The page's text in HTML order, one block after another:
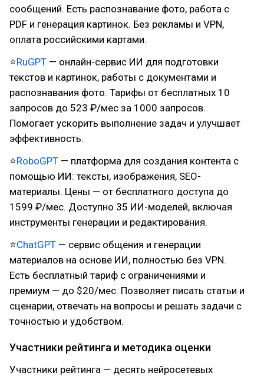
сообщений. Есть распознавание фото, работа с
PDF и генерация картинок. Без рекламы и VPN,
оплата российскими картами.
⭐RuGPT — онлайн-сервис ИИ для подготовки
текстов и картинок, работы с документами и
распознавания фото. Тарифы от бесплатных 10
запросов до 523 ₽/мес за 1000 запросов.
Помогает ускорить выполнение задач и улучшает
эффективность.
⭐RoboGPT — платформа для создания контента с
помощью ИИ: тексты, изображения, SEO-
материалы. Цены — от бесплатного доступа до
1599 ₽/мес. Доступно 35 ИИ-моделей, включая
инструменты генерации и редактирования.
⭐ChatGPT — сервис общения и генерации
материалов на основе ИИ, полностью без VPN.
Есть бесплатный тариф с ограничениями и
премиум — до $20/мес. Позволяет писать статьи и
сценарии, отвечать на вопросы и решать задачи с
точностью и удобством.
Участники рейтинга и методика оценки
Участники рейтинга — десять нейросетевых